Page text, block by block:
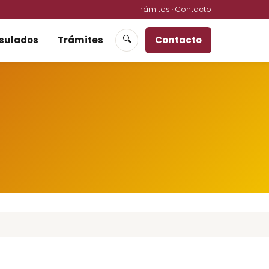
Trámites · Contacto
Trámites 🔍 Contacto